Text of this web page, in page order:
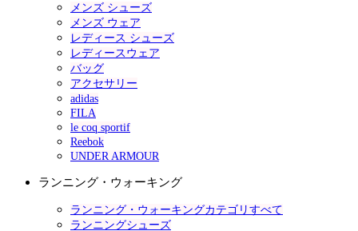
メンズ シューズ
メンズ ウェア
レディース シューズ
レディースウェア
バッグ
アクセサリー
adidas
FILA
le coq sportif
Reebok
UNDER ARMOUR
ランニング・ウォーキング
ランニング・ウォーキングカテゴリすべて
ランニングシューズ